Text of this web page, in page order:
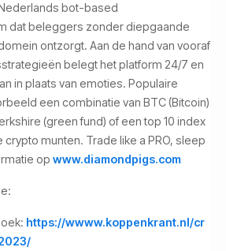
bot-based
dat beleggers zonder diepgaande
ontzorgt. Aan de hand van vooraf
belegt het platform 24/7 en
in plaats van emoties. Populaire
een combinatie van BTC (Bitcoin)
(green fund) of een top 10 index
munten. Trade like a PRO, sleep
op www.diamondpigs.com
https://wwww.koppenkrant.nl/cr